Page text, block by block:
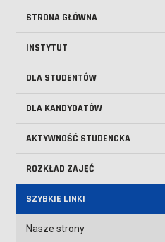
STRONA GŁÓWNA
INSTYTUT
DLA STUDENTÓW
DLA KANDYDATÓW
AKTYWNOŚĆ STUDENCKA
ROZKŁAD ZAJĘĆ
SZYBKIE LINKI
Nasze strony